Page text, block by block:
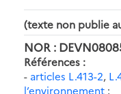
(texte non publie
NOR :
Références :
- articles L.413-2,
l’environnement ;